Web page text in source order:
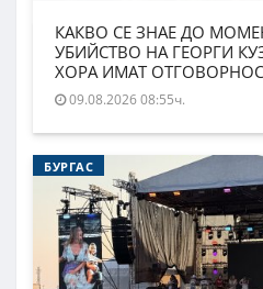
КАКВО СЕ ЗНАЕ ДО
УБИЙСТВО НА ГЕОРГИ
ХОРА ИМАТ
09.08.2026 08:55ч.
БУРГАС